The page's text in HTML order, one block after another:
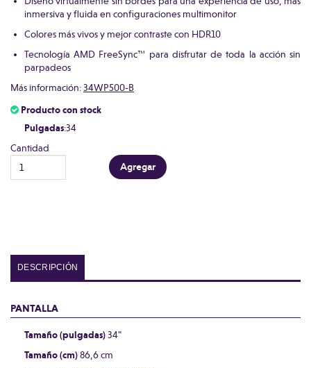
inmersiva y fluida en configuraciones multimonitor
Colores más vivos y mejor contraste con HDR10
Tecnología AMD FreeSync™ para disfrutar de toda la acción sin
parpadeos
Más información:34WP500-B
Producto con stock
Pulgadas:34
Cantidad
DESCRIPCIÓN
PANTALLA
Tamaño (pulgadas)34"
Tamaño (cm)86,6 cm